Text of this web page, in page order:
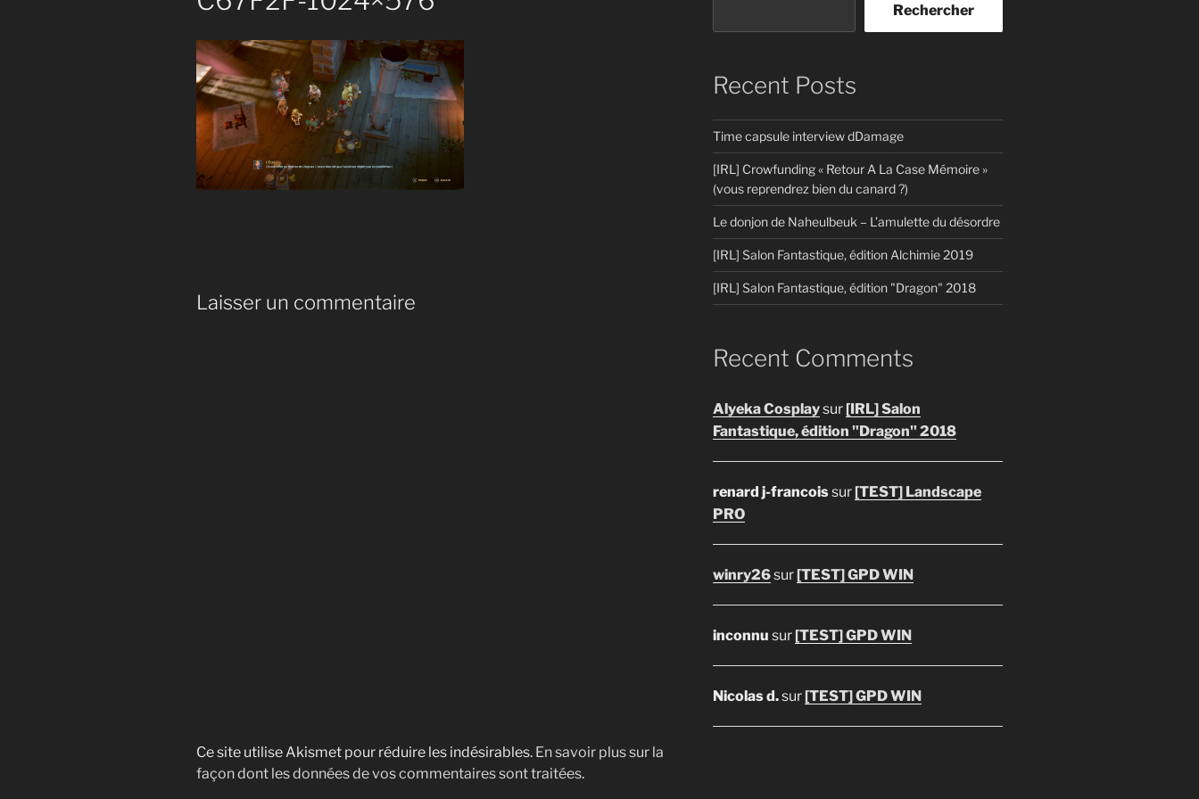
Laisser un commentaire
Ce site utilise Akismet pour réduire les indésirables. En savoir plus sur la
façon dont les données de vos commentaires sont traitées.
Rechercher
Recent Posts
Time capsule interview dDamage
[IRL] Crowfunding « Retour A La Case Mémoire »
(vous reprendrez bien du canard ?)
Le donjon de Naheulbeuk – L’amulette du désordre
[IRL] Salon Fantastique, édition Alchimie 2019
[IRL] Salon Fantastique, édition "Dragon" 2018
Recent Comments
Alyeka Cosplaysur [IRL] Salon
Fantastique, édition "Dragon" 2018
renard j-francoissur [TEST] Landscape
PRO
winry26sur [TEST] GPD WIN
inconnu sur [TEST] GPD WIN
Nicolas d.sur [TEST] GPD WIN